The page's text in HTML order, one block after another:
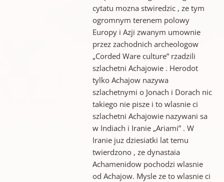
cytatu mozna stwiredzic , ze tym
ogromnym terenem polowy
Europy i Azji zwanym umownie
przez zachodnich archeologow
„Corded Ware culture” rzadzili
szlachetni Achajowie . Herodot
tylko Achajow nazywa
szlachetnymi o Jonach i Dorach nic
takiego nie pisze i to wlasnie ci
szlachetni Achajowie nazywani sa
w Indiach i Iranie „Ariami” . W
Iranie juz dziesiatki lat temu
twierdzono , ze dynastaia
Achamenidow pochodzi wlasnie
od Achajow. Mysle ze to wlasnie ci